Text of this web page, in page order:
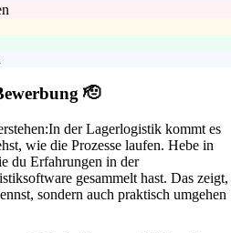
🫡
In der Lagerlogistik kommt es
wie die Prozesse laufen. Hebe in
du Erfahrungen in der
gesammelt hast. Das zeigt,
sondern auch praktisch umgehen